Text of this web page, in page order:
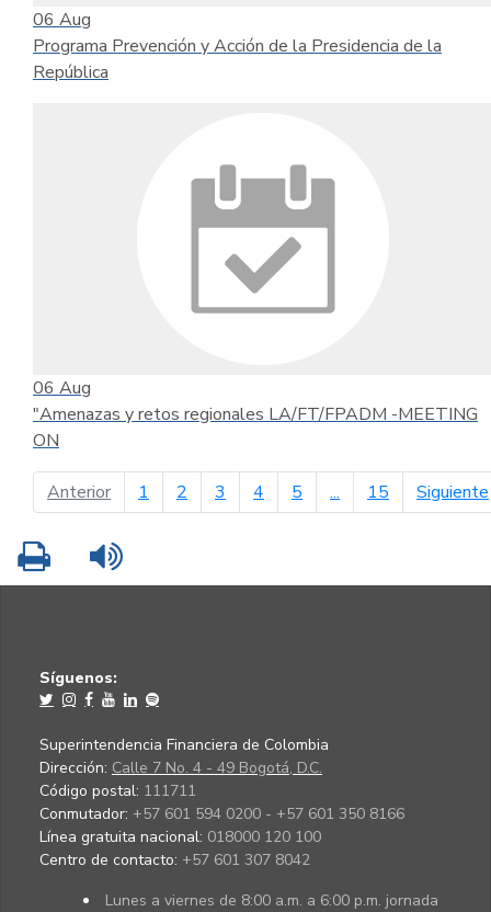
06 Aug
Programa Prevención y Acción de la Presidencia de la
República
06 Aug
"Amenazas y retos regionales LA/FT/FPADM -MEETING
ON
Anteriorpágina anterior
1 2 3 4 5 ... 15 Siguiente
Imprimir
Síguenos:
Superintendencia Financiera de Colombia
Dirección: Calle 7 No. 4 - 49 Bogotá, D.C.
Código postal: 111711
Conmutador: +57 601 594 0200 - +57 601 350 8166
Línea gratuita nacional: 018000 120 100
Centro de contacto: +57 601 307 8042
Lunes a viernes de 8:00 a.m. a 6:00 p.m. jornada